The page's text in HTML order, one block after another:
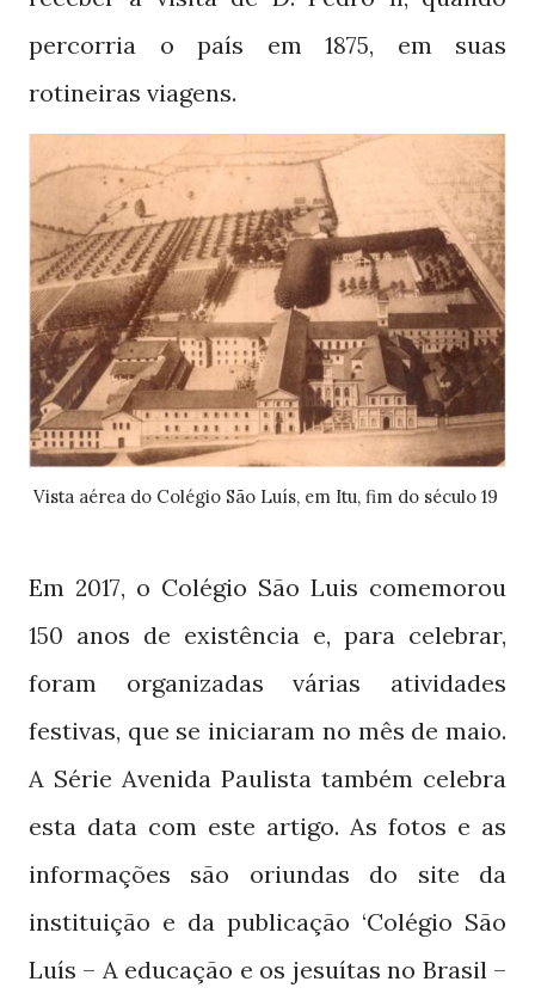
percorria o país em 1875, em suas
rotineiras viagens.
Vista aérea do Colégio São Luís, em Itu, fim do século 19
Em 2017, o Colégio São Luis comemorou
150 anos de existência e, para celebrar,
foram organizadas várias atividades
festivas, que se iniciaram no mês de maio.
A Série Avenida Paulista também celebra
esta data com este artigo. As fotos e as
informações são oriundas do site da
instituição e da publicação ‘Colégio São
Luís – A educação e os jesuítas no Brasil –